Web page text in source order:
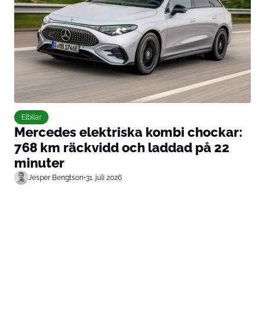
Elbilar
Mercedes elektriska kombi chockar:
768 km räckvidd och laddad på 22
minuter
Jesper Bengtson•31. juli 2026